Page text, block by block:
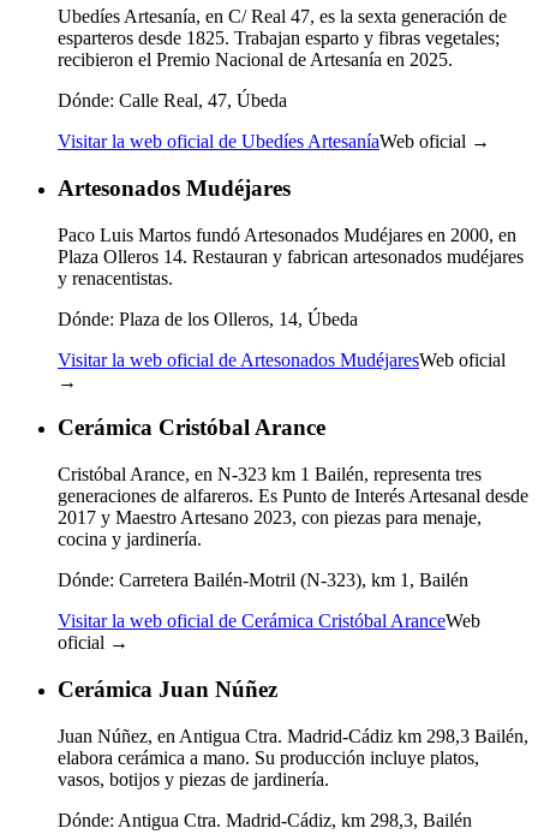
Ubedíes Artesanía, en C/ Real 47, es la sexta generación de
esparteros desde 1825. Trabajan esparto y fibras vegetales;
recibieron el Premio Nacional de Artesanía en 2025.
Dónde: Calle Real, 47, Úbeda
Visitar la web oficial de Ubedíes ArtesaníaWeb oficial →
Artesonados Mudéjares
Paco Luis Martos fundó Artesonados Mudéjares en 2000, en
Plaza Olleros 14. Restauran y fabrican artesonados mudéjares
y renacentistas.
Dónde: Plaza de los Olleros, 14, Úbeda
Visitar la web oficial de Artesonados MudéjaresWeb oficial
→
Cerámica Cristóbal Arance
Cristóbal Arance, en N-323 km 1 Bailén, representa tres
generaciones de alfareros. Es Punto de Interés Artesanal desde
2017 y Maestro Artesano 2023, con piezas para menaje,
cocina y jardinería.
Dónde: Carretera Bailén-Motril (N-323), km 1, Bailén
Visitar la web oficial de Cerámica Cristóbal AranceWeb
oficial →
Cerámica Juan Núñez
Juan Núñez, en Antigua Ctra. Madrid-Cádiz km 298,3 Bailén,
elabora cerámica a mano. Su producción incluye platos,
vasos, botijos y piezas de jardinería.
Dónde: Antigua Ctra. Madrid-Cádiz, km 298,3, Bailén